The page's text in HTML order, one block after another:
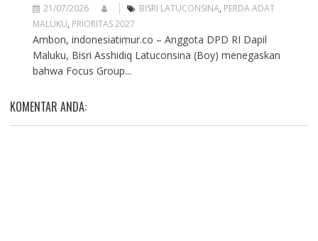
21/07/2026 BISRI LATUCONSINA, PERDA ADAT
MALUKU, PRIORITAS 2027
Ambon, indonesiatimur.co – Anggota DPD RI Dapil
Maluku, Bisri Asshidiq Latuconsina (Boy) menegaskan
bahwa Focus Group...
KOMENTAR ANDA: